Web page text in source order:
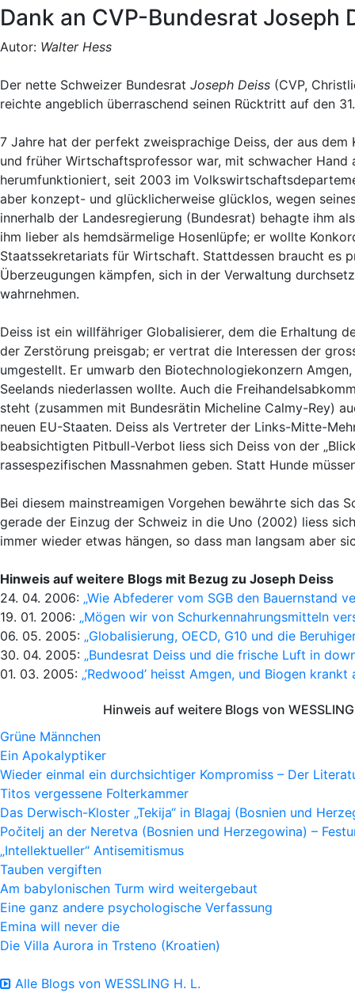
Dank an CVP-Bundesrat Joseph
Autor: Walter Hess
Der nette Schweizer Bundesrat Joseph Deiss (CVP,
reichte angeblich überraschend seinen Rücktritt auf den
7 Jahre hat der perfekt zweisprachige Deiss, der aus
und früher Wirtschaftsprofessor war, mit schwacher
herumfunktioniert, seit 2003 im
aber konzept- und glücklicherweise glücklos, wegen
innerhalb der Landesregierung (Bundesrat) behagte ihm
ihm lieber als hemdsärmelige Hosenlüpfe; er wollte
Staatssekretariats für Wirtschaft. Stattdessen braucht es
Überzeugungen kämpfen, sich in der Verwaltung
wahrnehmen.
Deiss ist ein willfähriger Globalisierer, dem die Erhaltung
der Zerstörung preisgab; er vertrat die Interessen der
umgestellt. Er umwarb den Biotechnologiekonzern
Seelands niederlassen wollte. Auch die
steht (zusammen mit Bundesrätin Micheline Calmy-Rey)
neuen EU-Staaten. Deiss als Vertreter der Links-Mitte-
beabsichtigten Pitbull-Verbot liess sich Deiss von der
rassespezifischen Massnahmen geben. Statt Hunde
Bei diesem mainstreamigen Vorgehen bewährte sich das
gerade der Einzug der Schweiz in die Uno (2002) liess
immer wieder etwas hängen, so dass man langsam aber
Hinweis auf weitere Blogs mit Bezug zu Joseph Deiss
24. 04. 2006: „Wie Abfederer vom SGB den Bauernstand
19. 01. 2006: „Mögen wir von Schurkennahrungsmitteln
06. 05. 2005: „Globalisierung, OECD, G10 und die
30. 04. 2005: „Bundesrat Deiss und die frische Luft in
01. 03. 2005: „’Redwood’ heisst Amgen, und Biogen krankt
Hinweis auf weitere Blogs von
Grüne Männchen
Ein Apokalyptiker
Wieder einmal ein durchsichtiger Kompromiss – Der
Titos vergessene Folterkammer
Das Derwisch-Kloster „Tekija“ in Blagaj (Bosnien und
Počitelj an der Neretva (Bosnien und Herzegowina) –
„Intellektueller“ Antisemitismus
Tauben vergiften
Am babylonischen Turm wird weitergebaut
Eine ganz andere psychologische Verfassung
Emina will never die
Die Villa Aurora in Trsteno (Kroatien)
Alle Blogs von WESSLING H. L.